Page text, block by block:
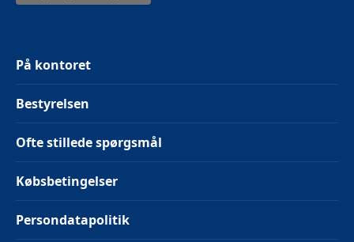
På kontoret
Bestyrelsen
Ofte stillede spørgsmål
Købsbetingelser
Persondatapolitik